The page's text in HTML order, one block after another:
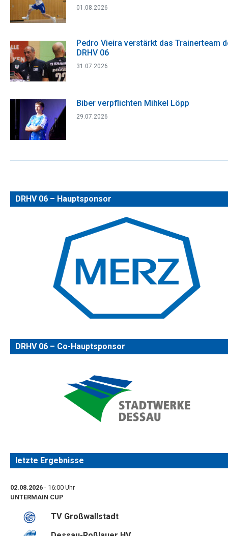
01.08.2026
Pedro Vieira verstärkt das Trainerteam
DRHV 06
31.07.2026
Biber verpflichten Mihkel Löpp
29.07.2026
DRHV 06 – Hauptsponsor
DRHV 06 – Co-Hauptsponsor
letzte Ergebnisse
02.08.2026 - 16:00 Uhr
UNTERMAIN CUP
TV Großwallstadt